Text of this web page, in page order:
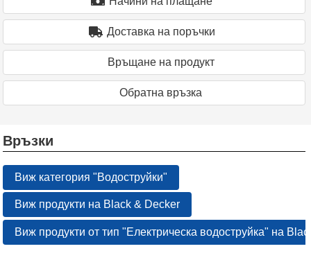
Доставка на поръчки
Връщане на продукт
Oбратна връзка
Връзки
Виж категория "Водоструйки"
Виж продукти на Black & Decker
Виж продукти от тип "Електрическа водоструйка" на